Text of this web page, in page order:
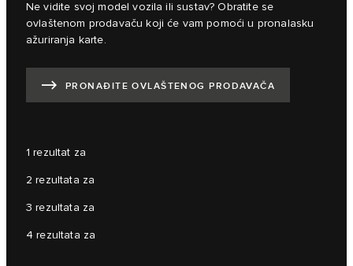
Ne vidite svoj model vozila ili sustav? Obratite se
ovlaštenom prodavaču koji će vam pomoći u pronalasku
ažuriranja karte.
PRONAĐITE OVLAŠTENOG PRODAVAČA
1 rezultat za
2 rezultata za
3 rezultata za
4 rezultata za